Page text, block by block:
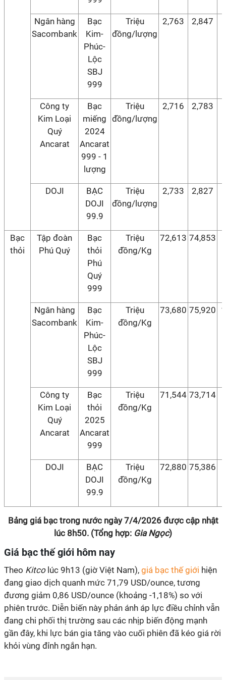
Ngân hàng
Sacombank
Bạc
Kim-
Phúc-
Lộc
SBJ
999
Triệu
đồng/lượng
2,763 2,847
Công ty
Kim Loại
Quý
Ancarat
Bạc
miếng
2024
Ancarat
999 - 1
lượng
Triệu
đồng/lượng
2,716 2,783
DOJI
BẠC
DOJI
99.9
Triệu
đồng/lượng
2,733 2,827
Bạc
thỏi
Tập đoàn
Phú Quý
Bạc
thỏi
Phú
Quý
999
Triệu
đồng/Kg
72,613 74,853
Ngân hàng
Sacombank
Bạc
Kim-
Phúc-
Lộc
SBJ
999
Triệu
đồng/Kg
73,680 75,920
Công ty
Kim Loại
Quý
Ancarat
Bạc
thỏi
2025
Ancarat
999
Triệu
đồng/Kg
71,544 73,714
DOJI
BẠC
DOJI
99.9
Triệu
đồng/Kg
72,880 75,386
Bảng giá bạc trong nước ngày 7/4/2026 được cập nhật
lúc 8h50. (Tổng hợp: Gia Ngọc)
Giá bạc thế giới hôm nay
Theo Kitcolúc 9h13 (giờ Việt Nam), giá bạc thế giới hiện
đang giao dịch quanh mức 71,79 USD/ounce, tương
đương giảm 0,86 USD/ounce (khoảng -1,18%) so với
phiên trước. Diễn biến này phản ánh áp lực điều chỉnh vẫn
đang chi phối thị trường sau các nhịp biến động mạnh
gần đây, khi lực bán gia tăng vào cuối phiên đã kéo giá rời
khỏi vùng đỉnh ngắn hạn.